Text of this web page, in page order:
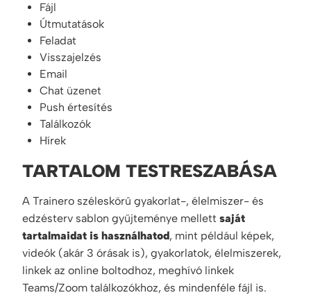
Fájl
Útmutatások
Feladat
Visszajelzés
Email
Chat üzenet
Push értesítés
Találkozók
Hírek
TARTALOM TESTRESZABÁSA
A Trainero széleskörű gyakorlat-, élelmiszer- és
edzésterv sablon gyűjteménye mellett saját
tartalmaidat is használhatod, mint például képek,
videók (akár 3 órásak is), gyakorlatok, élelmiszerek,
linkek az online boltodhoz, meghívó linkek
Teams/Zoom találkozókhoz, és mindenféle fájl is.